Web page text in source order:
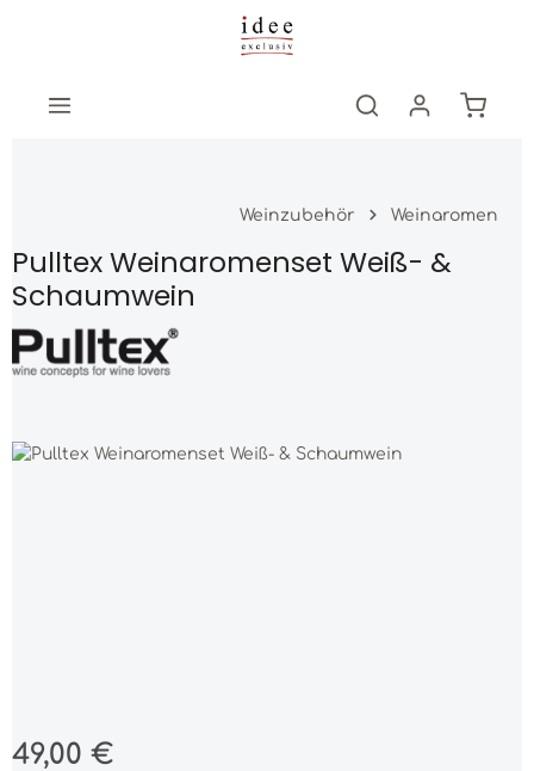
Zum Hauptinhalt springen
Weinzubehör Weinaromen
Pulltex Weinaromenset Weiß- &
Schaumwein
Bildergalerie überspringen
Regulärer Preis:
49,00 €